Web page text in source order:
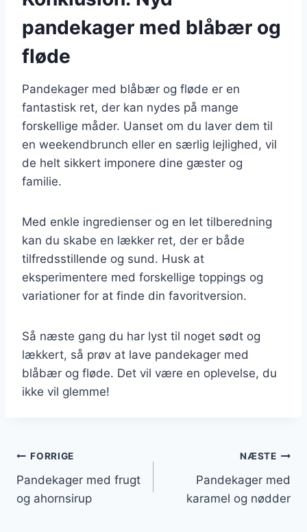
pandekager med blåbær og
fløde
Pandekager med blåbær og fløde er en
fantastisk ret, der kan nydes på mange
forskellige måder. Uanset om du laver dem til
en weekendbrunch eller en særlig lejlighed, vil
de helt sikkert imponere dine gæster og
familie.
Med enkle ingredienser og en let tilberedning
kan du skabe en lækker ret, der er både
tilfredsstillende og sund. Husk at
eksperimentere med forskellige toppings og
variationer for at finde din favoritversion.
Så næste gang du har lyst til noget sødt og
lækkert, så prøv at lave pandekager med
blåbær og fløde. Det vil være en oplevelse, du
ikke vil glemme!
Indlægsnavigation
FORRIGE
Pandekager med frugt
og ahornsirup
NÆSTE
Pandekager med
karamel og nødder